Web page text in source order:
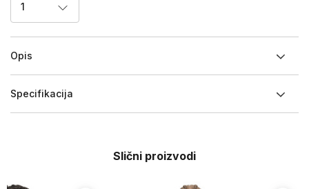
1
Opis
Specifikacija
Slični proizvodi